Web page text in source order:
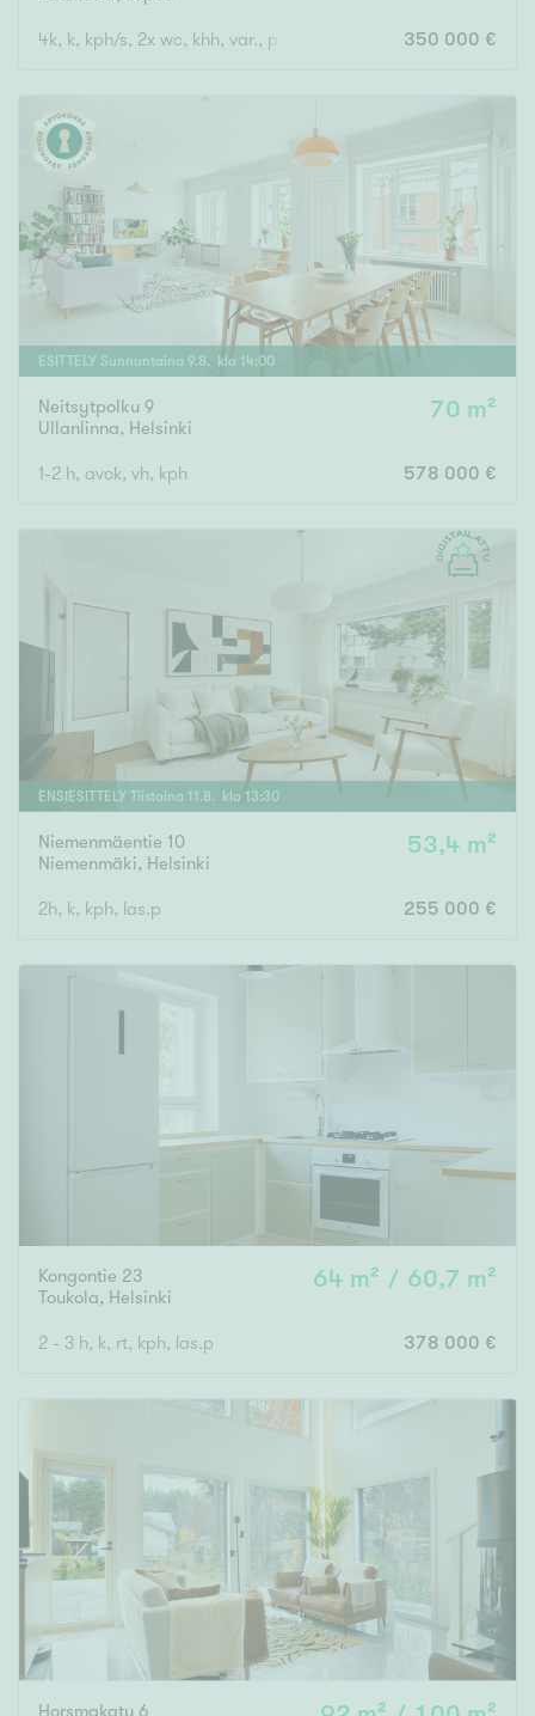
4k, k, kph/s, 2x wc, khh, var., parveke, terassi- ja piha-alue
350 000 €
ESITTELY Sunnuntaina 9. 8. klo 14:00
Neitsytpolku 9
Ullanlinna, Helsinki
70 m²
1-2 h, avok, vh, kph 578 000 €
ENSIESITTELY Tiistaina 11 .8. klo 13:30
Niemenmäentie 10
Niemenmäki, Helsinki
53,4 m²
2h, k, kph, las.p 255 000 €
Kongontie 23
Toukola, Helsinki
64 m² / 60,7 m²
2 - 3 h, k, rt, kph, las.p 378 000 €
Horsmakatu 6